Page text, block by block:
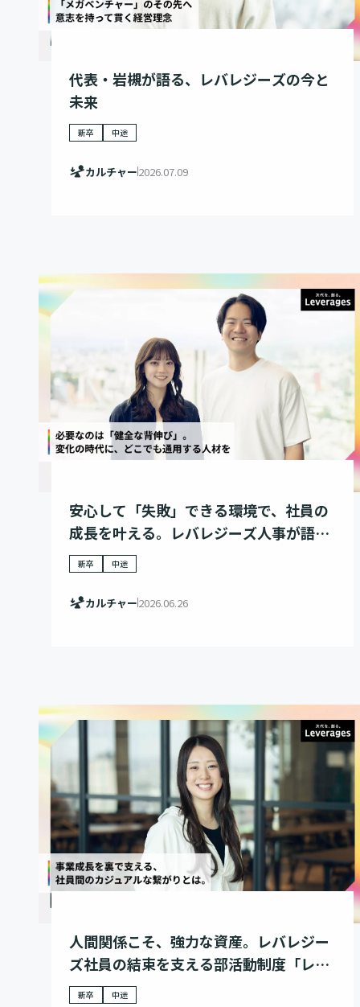
代表・岩槻が語る、レバレジーズの今と
未来
新卒 中途
カルチャー2026.07.09
安心して「失敗」できる環境で、社員の
成長を叶える。レバレジーズ人事が語
る、人材育成戦略
新卒 中途
カルチャー2026.06.26
人間関係こそ、強力な資産。レバレジー
ズ社員の結束を支える部活動制度「レバ
カツ」
新卒 中途